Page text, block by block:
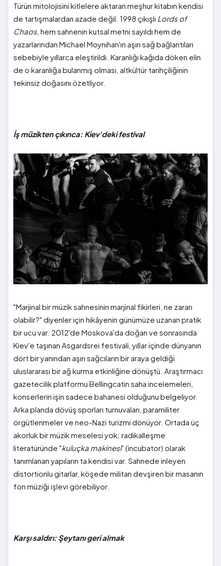
Türün mitolojisini kitlelere aktaran meşhur kitabın kendisi
de tartışmalardan azade değil. 1998 çıkışlı Lords of
Chaos, hem sahnenin kutsal metni sayıldı hem de
yazarlarından Michael Moynihan'ın aşırı sağ bağlantıları
sebebiyle yıllarca eleştirildi. Karanlığı kağıda döken elin
de o karanlığa bulanmış olması, altkültür tarihçiliğinin
tekinsiz doğasını özetliyor.
İş müzikten çıkınca: Kiev'deki festival
"Marjinal bir müzik sahnesinin marjinal fikirleri, ne zararı
olabilir?" diyenler için hikâyenin günümüze uzanan pratik
bir ucu var. 2012'de Moskova'da doğan ve sonrasında
Kiev'e taşınan Asgardsrei festivali, yıllar içinde dünyanın
dört bir yanından aşırı sağcıların bir araya geldiği
uluslararası bir ağ kurma etkinliğine dönüştü. Araştırmacı
gazetecilik platformu Bellingcatin saha incelemeleri,
konserlerin işin sadece bahanesi olduğunu belgeliyor.
Arka planda dövüş sporları turnuvaları, paramiliter
örgütlenmeler ve neo-Nazi turizmi dönüyor. Ortada üç
akorluk bir müzik meselesi yok; radikalleşme
literatüründe "kuluçka makinesi" (incubator) olarak
tanımlanan yapıların ta kendisi var. Sahnede inleyen
distortionlu gitarlar, köşede militan devşiren bir masanın
fon müziği işlevi görebiliyor.
Karşı saldırı: Şeytanı geri almak